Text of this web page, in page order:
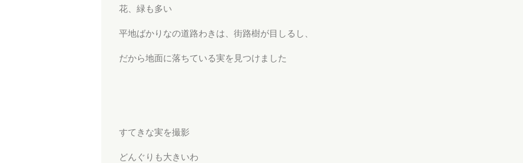
花、緑も多い
平地ばかりなの道路わきは、街路樹が目しるし、
だから地面に落ちている実を見つけました
すてきな実を撮影
どんぐりも大きいわ